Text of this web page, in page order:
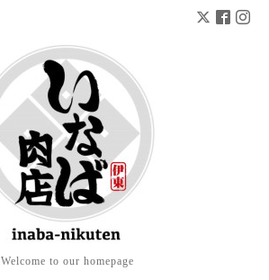
Welcome to our homepage